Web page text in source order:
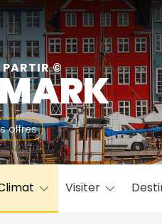
PARTIR ©
offres
Visiter
Fermer
Avril